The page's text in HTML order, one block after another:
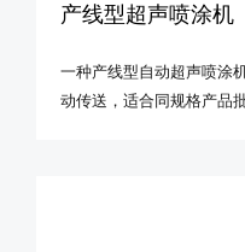
产线型超声喷涂机
一种产线型自动超声喷涂
动传送，适合同规格产品